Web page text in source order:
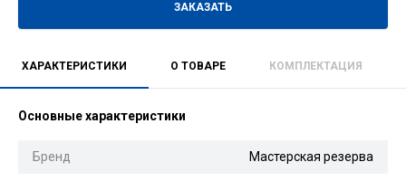
ЗАКАЗАТЬ
ХАРАКТЕРИСТИКИ О ТОВАРЕ КОМПЛЕКТАЦИЯ
Основные характеристики
Бренд Мастерская резерва